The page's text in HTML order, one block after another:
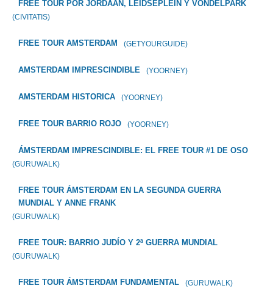
FREE TOUR POR JORDAAN, LEIDSEPLEIN Y VONDELPARK
(CIVITATIS)
FREE TOUR AMSTERDAM (GETYOURGUIDE)
AMSTERDAM IMPRESCINDIBLE (YOORNEY)
AMSTERDAM HISTORICA (YOORNEY)
FREE TOUR BARRIO ROJO (YOORNEY)
ÁMSTERDAM IMPRESCINDIBLE: EL FREE TOUR #1 DE OSO
(GURUWALK)
FREE TOUR ÁMSTERDAM EN LA SEGUNDA GUERRA
MUNDIAL Y ANNE FRANK
(GURUWALK)
FREE TOUR: BARRIO JUDÍO Y 2ª GUERRA MUNDIAL
(GURUWALK)
FREE TOUR ÁMSTERDAM FUNDAMENTAL (GURUWALK)